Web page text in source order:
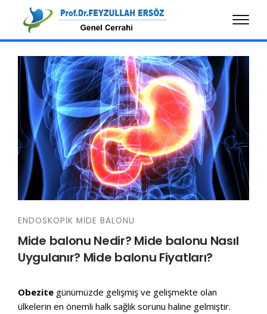
ENDOSKOPİK MİDE BALONU
Mide balonu Nedir? Mide balonu Nasıl
Uygulanır? Mide balonu Fiyatları?
Obezite günümüzde gelişmiş ve gelişmekte olan
ülkelerin en önemli halk sağlık sorunu haline gelmiştir.